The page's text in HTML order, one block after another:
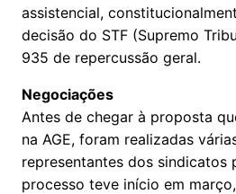
assistencial,
decisão do STF (Supremo
935 de repercussão geral.
Negociações
Antes de chegar à proposta
na AGE, foram realizadas
representantes dos sindicatos
processo teve início em